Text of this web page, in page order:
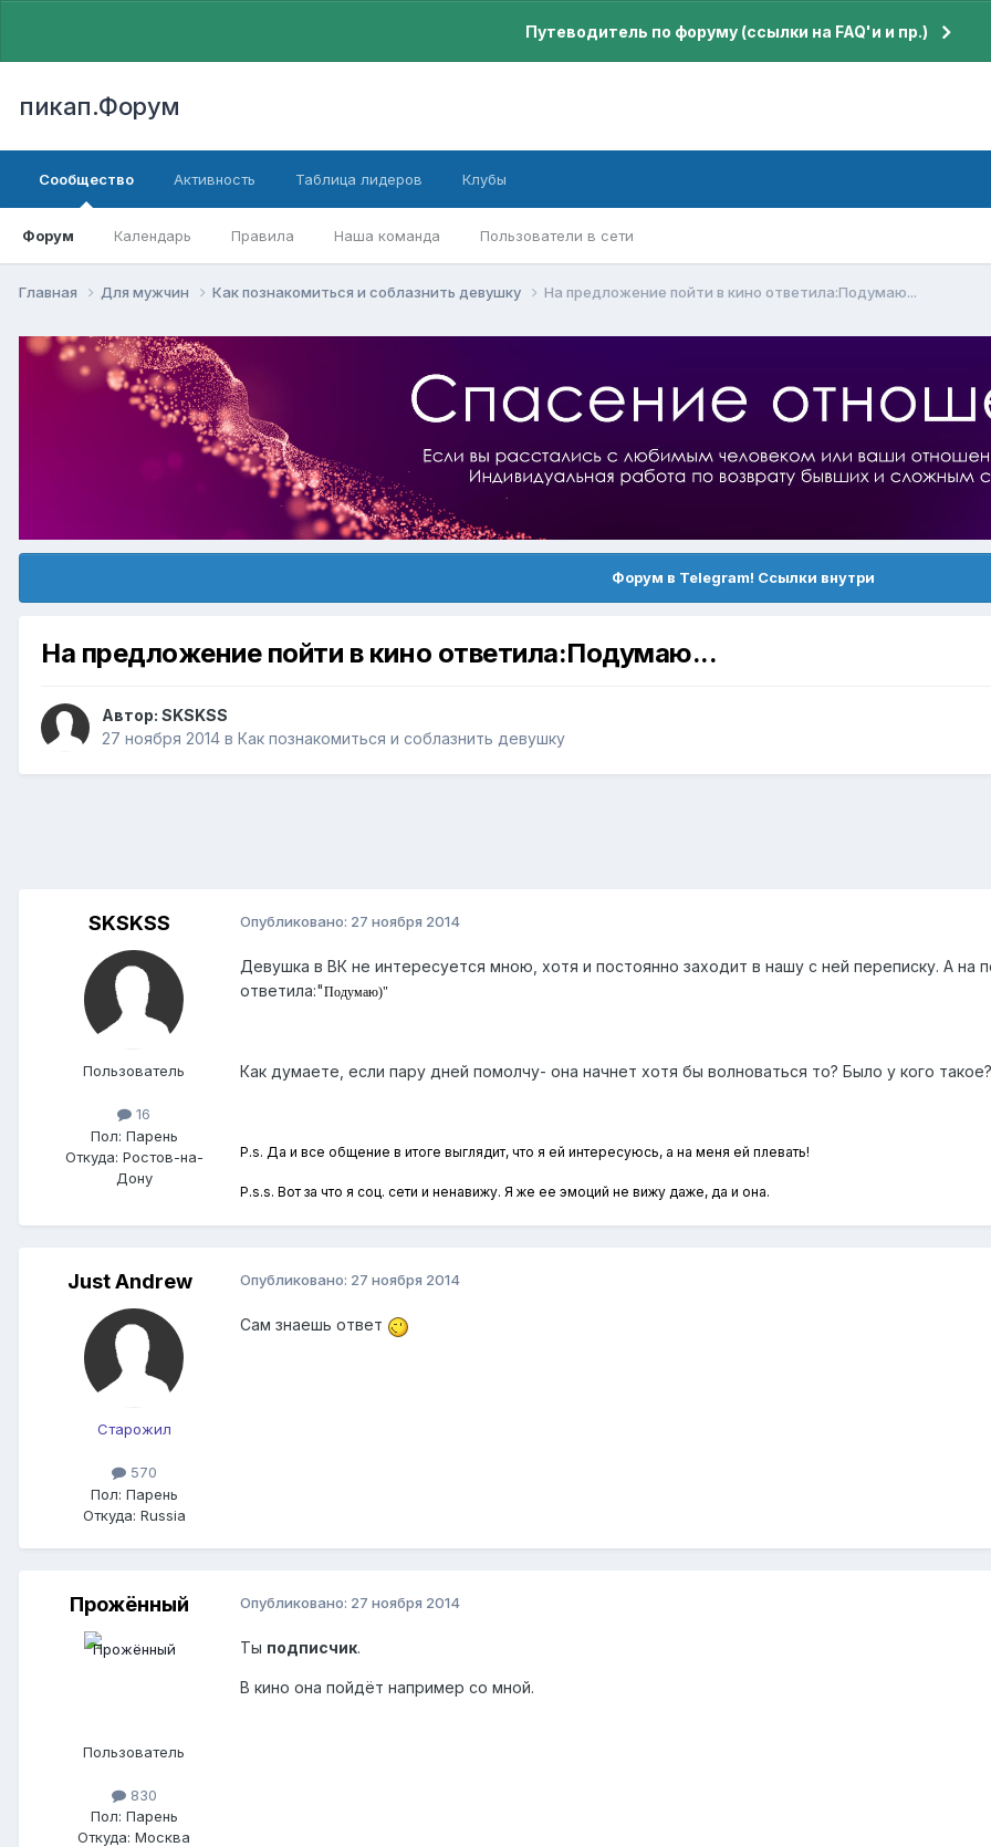
Путеводитель по форуму (ссылки на FAQ'и и пр.)
пикап.Форум
Сообщество
Форум Календарь Правила Наша команда Пользователи в сети
Активность Таблица лидеров Клубы
Главная Для мужчин Как познакомиться и соблазнить девушку На предложение пойти в кино ответила:Подумаю...
Форум в Telegram! Ссылки внутри
На предложение пойти в кино ответила:Подумаю...
Автор: SKSKSS
27 ноября 2014 в Как познакомиться и соблазнить девушку
SKSKSS
Пользователь
16
Пол: Парень
Откуда: Ростов-на-
Дону
Опубликовано: 27 ноября 2014
Девушка в ВК не интересуется мною, хотя и постоянно заходит в нашу с ней переписку. А
ответила:"Подумаю)"
Как думаете, если пару дней помолчу- она начнет хотя бы волноваться то? Было у кого
P.s. Да и все общение в итоге выглядит, что я ей интересуюсь, а на меня ей плевать!
P.s.s. Вот за что я соц. сети и ненавижу. Я же ее эмоций не вижу даже, да и она.
Just Andrew
Старожил
570
Пол: Парень
Откуда: Russia
Опубликовано: 27 ноября 2014
Сам знаешь ответ
Прожённый
Пользователь
830
Пол: Парень
Откуда: Москва
Опубликовано: 27 ноября 2014
Ты подписчик.
В кино она пойдёт например со мной.